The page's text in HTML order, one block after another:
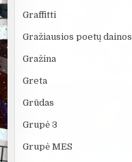
Graffitti
Gražiausios poetų dainos
Gražina
Greta
Grūdas
Grupė 3
Grupė MES